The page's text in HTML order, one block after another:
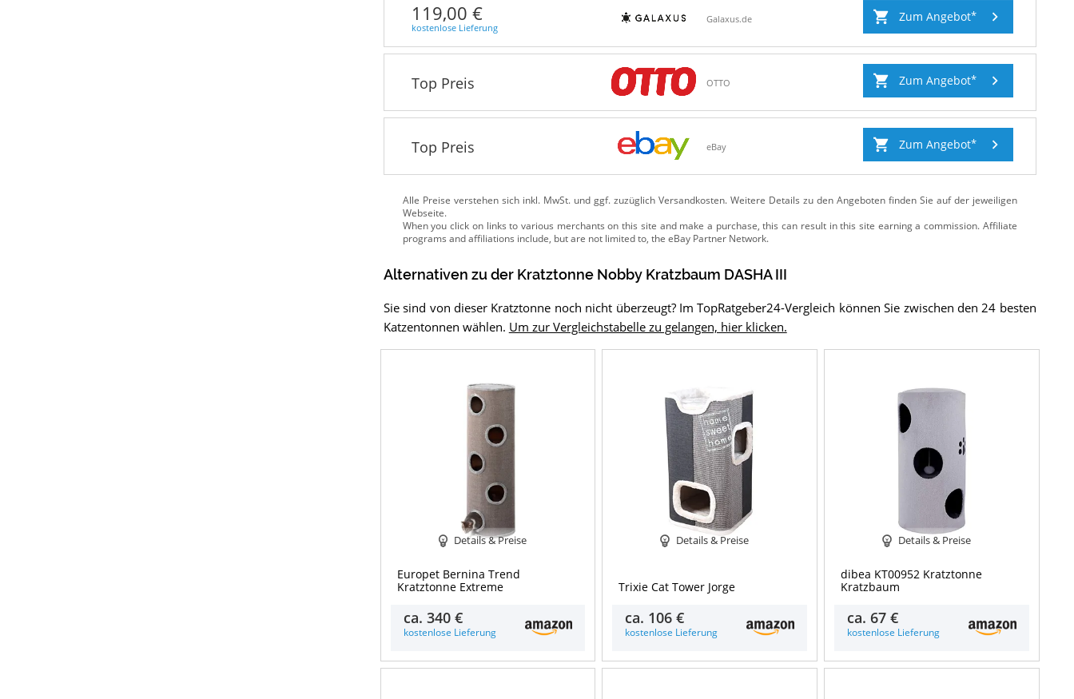
119,00 €
kostenlose Lieferung
Galaxus.de Zum Angebot
Top Preis OTTO Zum Angebot
Top Preis eBay Zum Angebot
Alle Preise verstehen sich inkl. MwSt. und ggf. zuzüglich Versandkosten. Weitere Details zu den Angebotenfinden Sie auf der jeweiligen
Webseite.
Alternativen zu der Kratztonne Nobby Kratzbaum DASHA III
Sie sind von dieser Kratztonne noch nicht überzeugt? Im TopRatgeber24-Vergleich können Sie zwischen den 24 besten
Katzentonnen wählen. Um zur Vergleichstabelle zu gelangen, hier klicken.
Details & Preise
Europet Bernina Trend
Kratztonne Extreme
ca. 340 €
kostenlose Lieferung
Details & Preise
Trixie Cat Tower Jorge
ca. 106 €
kostenlose Lieferung
Details & Preise
dibea KT00952 Kratztonne
Kratzbaum
ca.67 €
kostenlose Lieferung